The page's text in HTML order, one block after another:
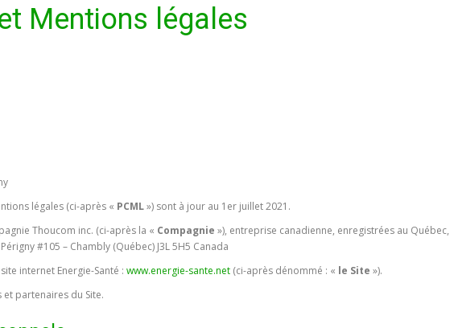
Mentions légales
légales (ci-après « PCML») sont à jour au 1er juillet 2021.
Thoucom inc. (ci-après la « Compagnie »), entreprise canadienne, enregistrées au Québec,
#105 – Chambly (Québec) J3L 5H5 Canada
internet Energie-Santé : www.energie-sante.net (ci-après dénommé : « le Site »).
et partenaires du Site.